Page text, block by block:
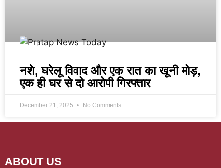
नशे, घरेलू विवाद और एक रात का खूनी मोड़,
एक ही घर से दो आरोपी गिरफ्तार
December 21, 2025 No Comments
ABOUT US